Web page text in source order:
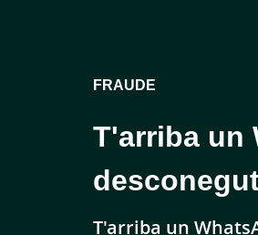
FRAUDE
T'arriba un
T'arriba un